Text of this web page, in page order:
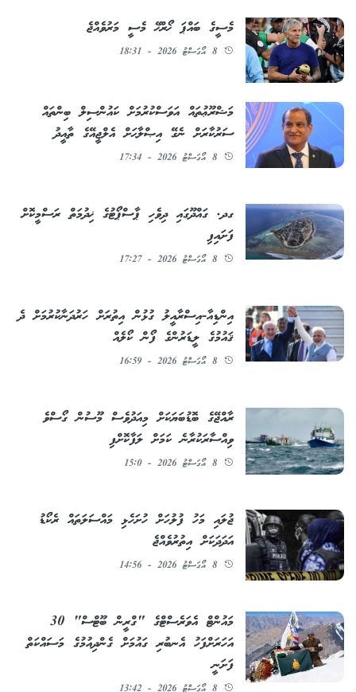
މެސީގެ ބައްޕަ ޚޯރްޚޭ މެސީ މަރުވެއްޖެ
8 އޯގަސްޓު 2026 - 18:31
މަޝްރޫޢުތައް އަވަސްކުރުމަށް ކައުންސިލް ބިންތައް
ސަރުކާރަށް ނެގޭ އިޞްލާޙަށް އެލްޖީއޭގެ ތާއީދު
8 އޯގަސްޓު 2026 - 17:34
ގދ. ގައްދޫގައި ދިވެހި ޕާސްޕޯޓުގެ ޚިދުމަތް ރަސްމީކޮށް
ފަށައިފި
8 އޯގަސްޓު 2026 - 17:27
އިންޑިއާ-އިސްރާއީލު ގުޅުން އިތުރަށް ހަރުދަނާކުރުމަށް ދެ
ޤައުމުގެ ލީޑަރުންގެ ފޯން ކޯލެއް
8 އޯގަސްޓު 2026 - 16:59
ރާއްޖޭގެ ބޮޑުބަޔަކަށް މިއަދުވެސް މޫސުން ގޯސްވެ
ވިއްސާރަކުރާނެ ކަމަށް ލަފާކޮށްފި
8 އޯގަސްޓު 2026 - 15:0
ޖުލައި މަހު ފުލުހަށް ހުށަހެޅި މައްސަލަތައް ރެކޯޑު
އަދަދަކަށް އިތުރުވެއްޖެ
8 އޯގަސްޓު 2026 - 14:56
މައުންޓް އެވަރެސްޓްގެ "ގްރީން ބޫޓްސް" 30
އަހަރަށްފަހު އެނބުރި ގައުމަށް ގެންދިއުމުގެ މަސައްކަތް
ފަށަނީ